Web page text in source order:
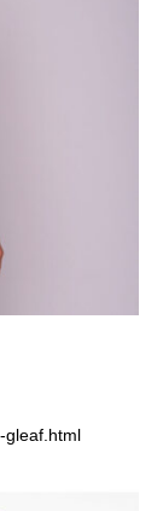
gleaf.html